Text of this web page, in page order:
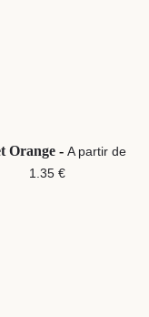
Orange - A partir de
1.35 €